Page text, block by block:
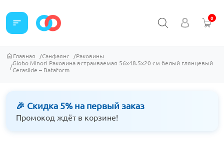
sort 0
Главная Санфаянс
Раковины
Globo Minori Раковина встраиваемая 56x48.5x20 см белый глянцевый
Ceraslide – Bataform
🎉 Скидка 5% на первый заказ
Промокод ждёт в корзине!